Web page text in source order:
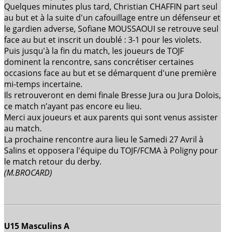
Quelques minutes plus tard, Christian CHAFFIN part seul
au but et à la suite d'un cafouillage entre un défenseur et
le gardien adverse, Sofiane MOUSSAOUI se retrouve seul
face au but et inscrit un doublé : 3-1 pour les violets.
Puis jusqu'à la fin du match, les joueurs de TOJF
dominent la rencontre, sans concrétiser certaines
occasions face au but et se démarquent d'une première
mi-temps incertaine.
Ils retrouveront en demi finale Bresse Jura ou Jura Dolois,
ce match n’ayant pas encore eu lieu.
Merci aux joueurs et aux parents qui sont venus assister
au match.
La prochaine rencontre aura lieu le Samedi 27 Avril à
Salins et opposera l'équipe du TOJF/FCMA à Poligny pour
le match retour du derby.
(M.BROCARD)
U15 Masculins A